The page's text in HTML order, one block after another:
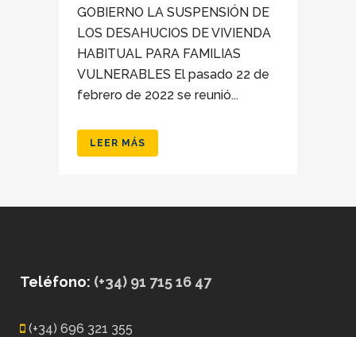
GOBIERNO LA SUSPENSIÓN DE
LOS DESAHUCIOS DE VIVIENDA
HABITUAL PARA FAMILIAS
VULNERABLES El pasado 22 de
febrero de 2022 se reunió...
LEER MÁS
Teléfono: (+34) 91 715 16 47
(+34) 696 321 355